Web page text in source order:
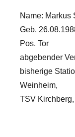
Name: Markus
Geb.
Pos. Tor
abgebender
bisherige
Weinheim,
TSV